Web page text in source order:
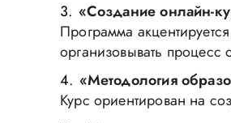
«Создание онлайн-
Программа
организовывать процесс
«Методология
Курс ориентирован на